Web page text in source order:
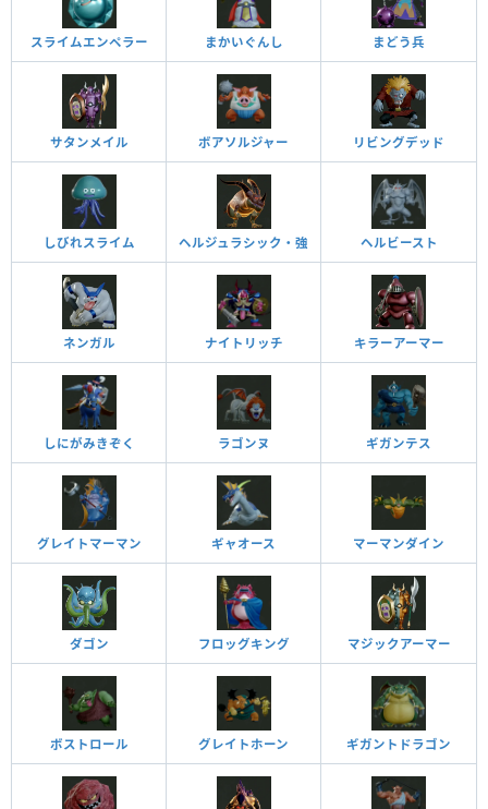
スライムエンペラー まかいぐんし まどう兵
サタンメイル ボアソルジャー リビングデッド
しびれスライム ヘルジュラシック・強 ヘルビースト
ネンガル ナイトリッチ キラーアーマー
しにがみきぞく ラゴンヌ ギガンテス
グレイトマーマン ギャオース マーマンダイン
ダゴン フロッグキング マジックアーマー
ボストロール グレイトホーン ギガントドラゴン